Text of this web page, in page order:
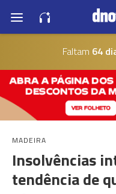
Faltam 64
MADEIRA
Insolvências
tendência de